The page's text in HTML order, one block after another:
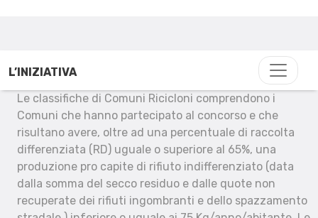
L’INIZIATIVA
Le classifiche di Comuni Ricicloni comprendono i
Comuni che hanno partecipato al concorso e che
risultano avere, oltre ad una percentuale di raccolta
differenziata (RD) uguale o superiore al 65%, una
produzione pro capite di rifiuto indifferenziato (data
dalla somma del secco residuo e dalle quote non
recuperate dei rifiuti ingombranti e dello spazzamento